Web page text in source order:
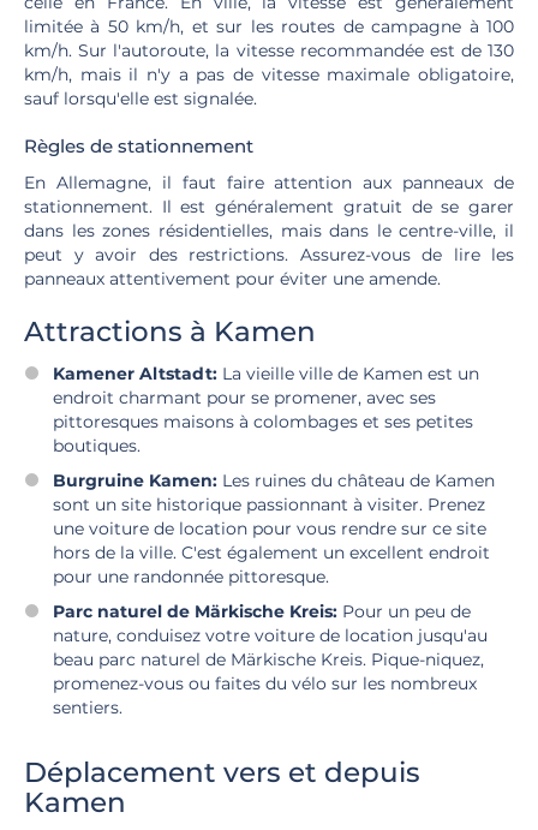
limitée à 50 km/h, et sur les routes de campagne à 100
km/h. Sur l'autoroute, la vitesse recommandée est de 130
km/h, mais il n'y a pas de vitesse maximale obligatoire,
sauf lorsqu'elle est signalée.
Règles de stationnement
En Allemagne, il faut faire attention aux panneaux de
stationnement. Il est généralement gratuit de se garer
dans les zones résidentielles, mais dans le centre-ville, il
peut y avoir des restrictions. Assurez-vous de lire les
panneaux attentivement pour éviter une amende.
Attractions à Kamen
Kamener Altstadt: La vieille ville de Kamen est un
endroit charmant pour se promener, avec ses
pittoresques maisons à colombages et ses petites
boutiques.
Burgruine Kamen: Les ruines du château de Kamen
sont un site historique passionnant à visiter. Prenez
une voiture de location pour vous rendre sur ce site
hors de la ville. C'est également un excellent endroit
pour une randonnée pittoresque.
Parc naturel de Märkische Kreis: Pour un peu de
nature, conduisez votre voiture de location jusqu'au
beau parc naturel de Märkische Kreis. Pique-niquez,
promenez-vous ou faites du vélo sur les nombreux
sentiers.
Déplacement vers et depuis
Kamen